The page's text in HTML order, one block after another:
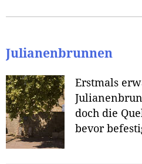
Julianenbrunnen
Erstmals
doch die
bevor